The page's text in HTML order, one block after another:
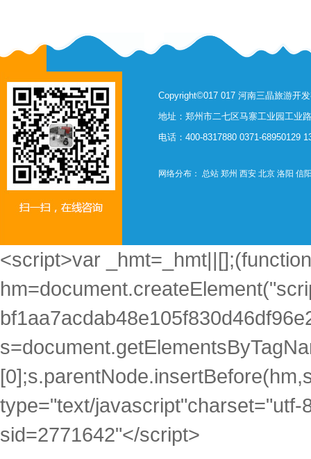
Copyright©017 017 河南三晶旅游开
地址：郑州市二七区马寨工业园工业
电话：400-8317880 0371-68950129
网络分布： 总站 郑州 西安 北京 洛阳 信
<script>var
type="text/
sid=2771642"</script>